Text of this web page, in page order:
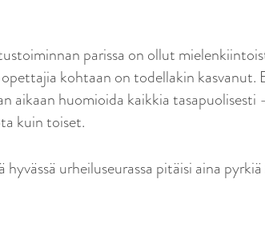
parissa on ollut
kohtaan on todellakin kasvanut.
aikaan huomioida kaikkia
kuin toiset.
urheiluseurassa pitäisi aina